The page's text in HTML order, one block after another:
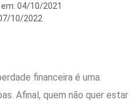
04/10/2021
10/2022
financeira é uma
Afinal, quem não quer estar